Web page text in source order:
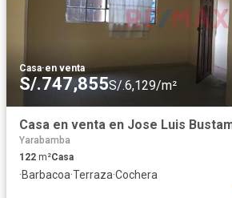
Casa·en venta
S/.747,855S/.6,129/m²
Yarabamba
122 m²Casa
·Barbacoa·Terraza·Cochera